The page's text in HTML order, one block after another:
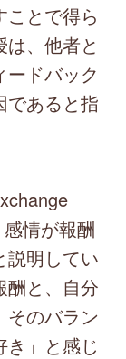
とで得ら
、他者と
ドバック
であると指
情が報酬
説明してい
酬と、自分
そのバラン
き」と感じ